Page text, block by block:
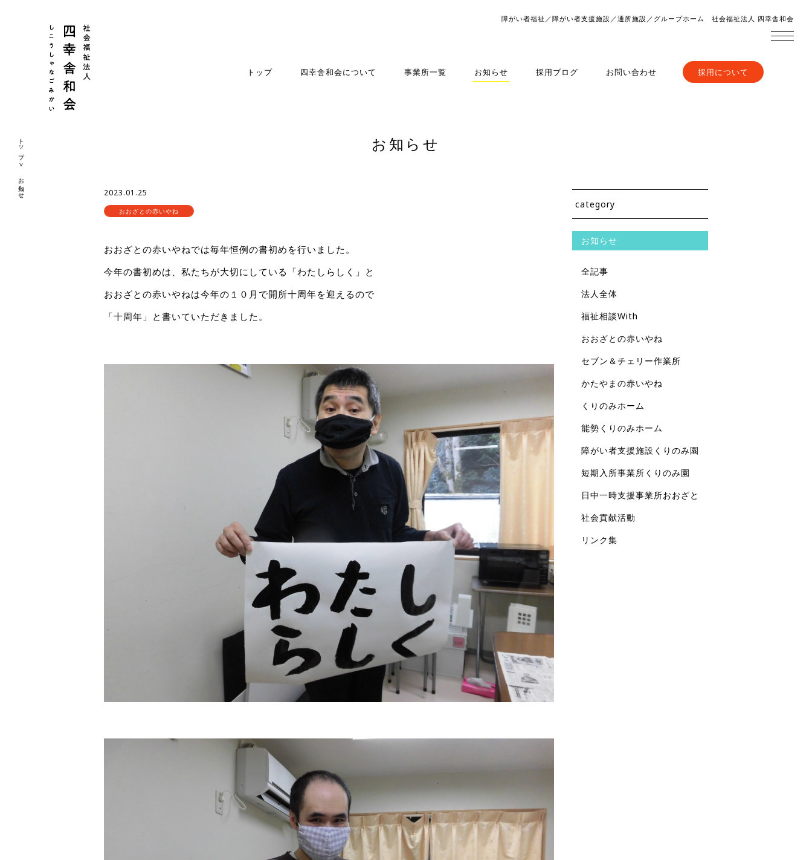
障がい者福祉／障がい者支援施設／通所施設／グループホーム 社会福祉法人 四幸舎和会
トップ 四幸舎和会について 事業所一覧 お知らせ 採用ブログ お問い合わせ 採用について
トップ
お知らせ
お知らせ
2023.01.25
おおざとの赤いやね
おおざとの赤いやねでは毎年恒例の書初めを行いました。
今年の書初めは、私たちが大切にしている「わたしらしく」と
おおざとの赤いやねは今年の１０月で開所十周年を迎えるので
「十周年」と書いていただきました。
category
お知らせ
全記事
法人全体
福祉相談With
おおざとの赤いやね
セブン＆チェリー作業所
かたやまの赤いやね
くりのみホーム
能勢くりのみホーム
障がい者支援施設くりのみ園
短期入所事業所くりのみ園
日中一時支援事業所おおざと
社会貢献活動
リンク集